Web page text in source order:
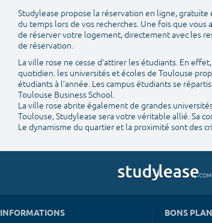
Studylease propose la réservation en ligne,
du temps lors de vos recherches. Une fois que
de réserver votre logement, directement avec les
de réservation.
La ville rose ne cesse d’attirer les étudiants. En
quotidien. les universités et écoles de Toulouse
étudiants à l’année. Les campus étudiants se
Toulouse Business School.
La ville rose abrite également de grandes
Toulouse, Studylease sera votre véritable allié. Sa
Le dynamisme du quartier et la proximité sont des
INFORMATIONS BONS